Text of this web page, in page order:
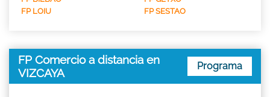
FP LOIU
FP SESTAO
FP Comercio a distancia en
VIZCAYA
Programa